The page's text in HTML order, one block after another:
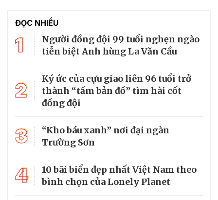
ĐỌC NHIỀU
1
Người đồng đội 99 tuổi nghẹn ngào
tiễn biệt Anh hùng La Văn Cầu
2
Ký ức của cựu giao liên 96 tuổi trở
thành “tấm bản đồ” tìm hài cốt
đồng đội
3
“Kho báu xanh” nơi đại ngàn
Trường Sơn
4
10 bãi biển đẹp nhất Việt Nam theo
bình chọn của Lonely Planet